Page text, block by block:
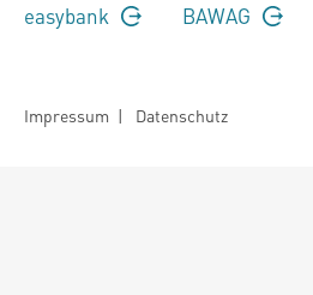
easybank BAWAG
Impressum | Datenschutz